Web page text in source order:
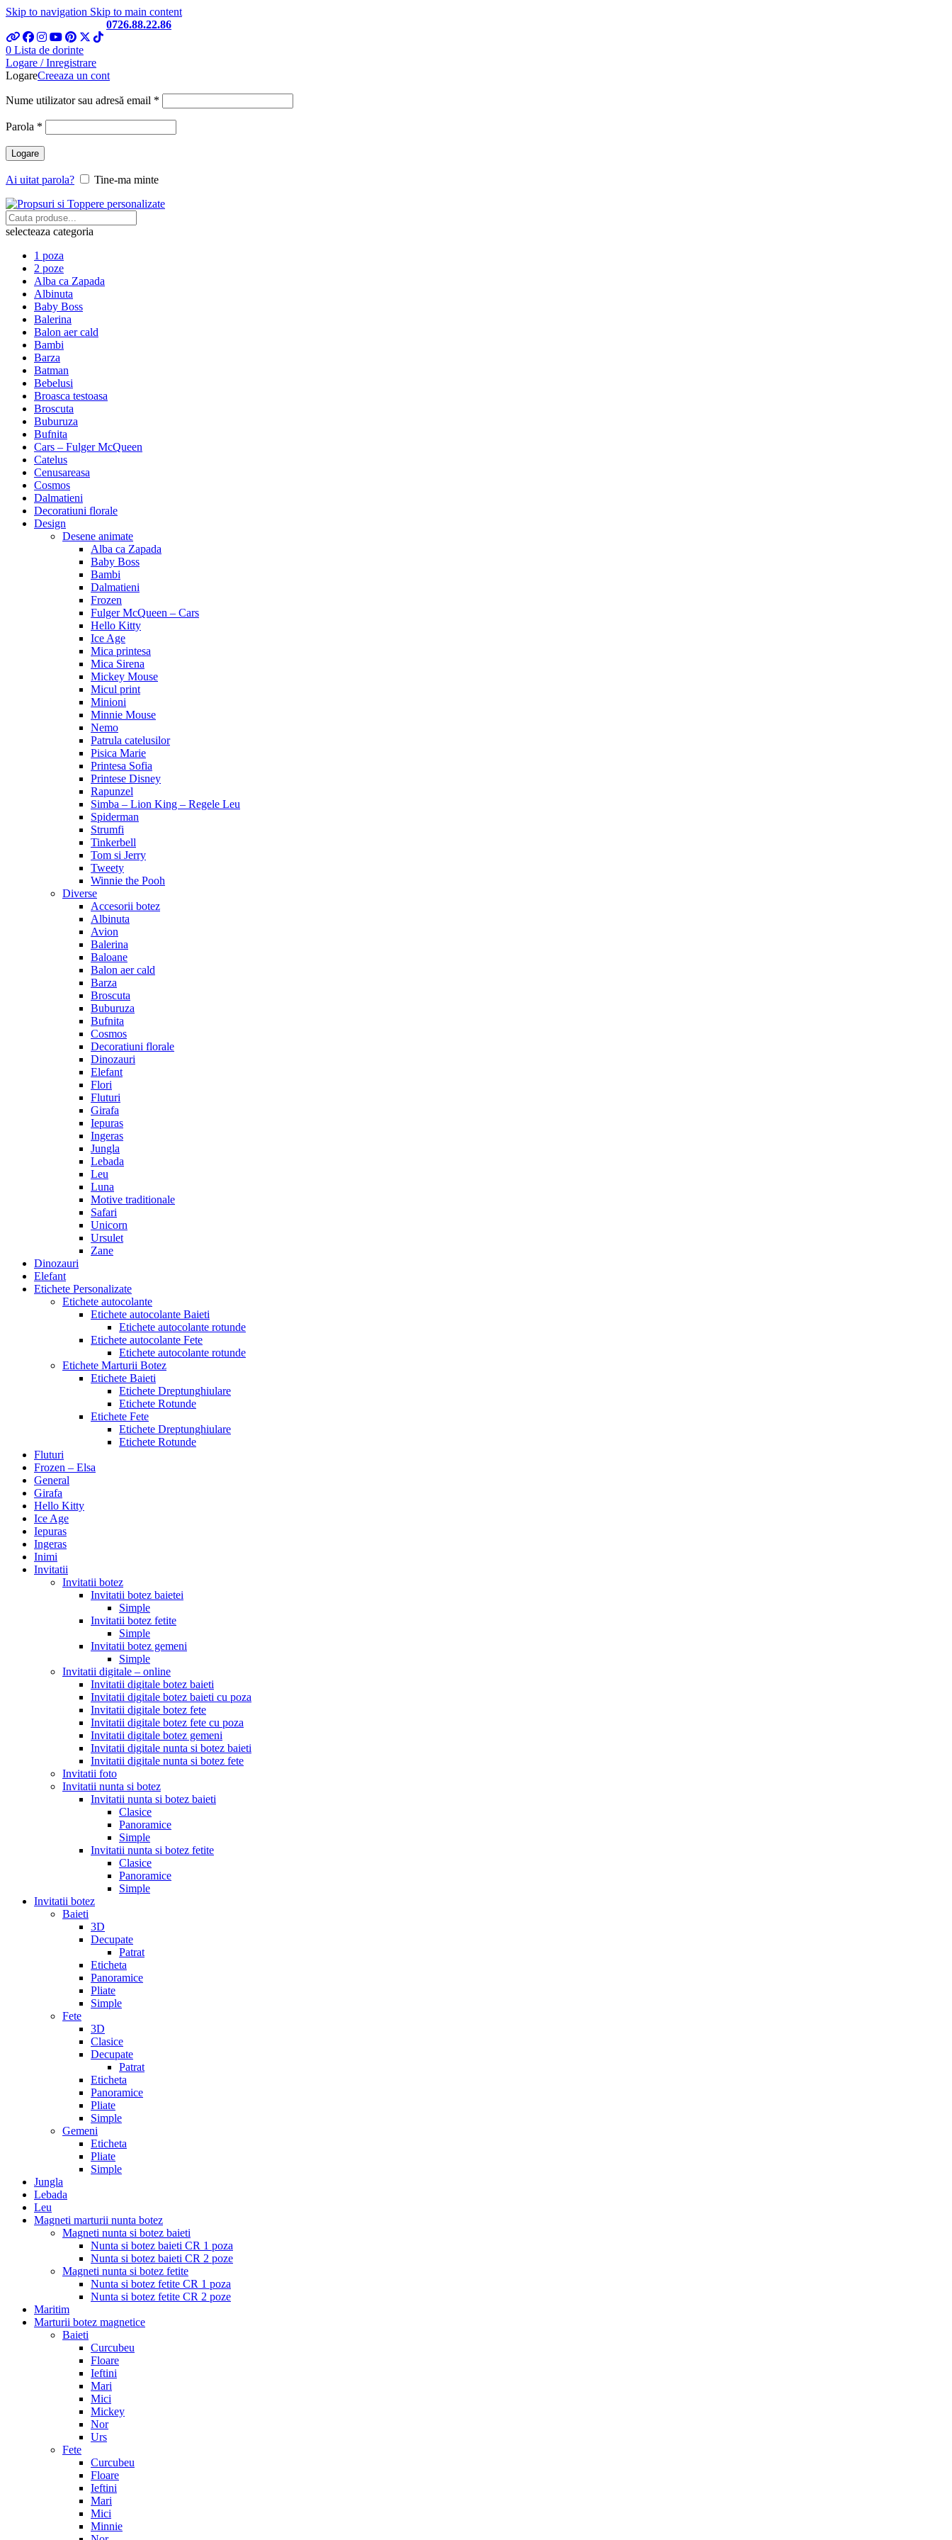
Skip to navigation Skip to main content
0726.88.22.86
0 Lista de dorinte
Logare / Inregistrare
LogareCreeaza un cont
Nume utilizator sau adresă email *
Parola *
Logare
Ai uitat parola? Tine-ma minte
selecteaza categoria
1 poza
2 poze
Alba ca Zapada
Albinuta
Baby Boss
Balerina
Balon aer cald
Bambi
Barza
Batman
Bebelusi
Broasca testoasa
Broscuta
Buburuza
Bufnita
Cars – Fulger McQueen
Catelus
Cenusareasa
Cosmos
Dalmatieni
Decoratiuni florale
Design
Desene animate
Alba ca Zapada
Baby Boss
Bambi
Dalmatieni
Frozen
Fulger McQueen – Cars
Hello Kitty
Ice Age
Mica printesa
Mica Sirena
Mickey Mouse
Micul print
Minioni
Minnie Mouse
Nemo
Patrula catelusilor
Pisica Marie
Printesa Sofia
Printese Disney
Rapunzel
Simba – Lion King – Regele Leu
Spiderman
Strumfi
Tinkerbell
Tom si Jerry
Tweety
Winnie the Pooh
Diverse
Accesorii botez
Albinuta
Avion
Balerina
Baloane
Balon aer cald
Barza
Broscuta
Buburuza
Bufnita
Cosmos
Decoratiuni florale
Dinozauri
Elefant
Flori
Fluturi
Girafa
Iepuras
Ingeras
Jungla
Lebada
Leu
Luna
Motive traditionale
Safari
Unicorn
Ursulet
Zane
Dinozauri
Elefant
Etichete Personalizate
Etichete autocolante
Etichete autocolante Baieti
Etichete autocolante rotunde
Etichete autocolante Fete
Etichete autocolante rotunde
Etichete Marturii Botez
Etichete Baieti
Etichete Dreptunghiulare
Etichete Rotunde
Etichete Fete
Etichete Dreptunghiulare
Etichete Rotunde
Fluturi
Frozen – Elsa
General
Girafa
Hello Kitty
Ice Age
Iepuras
Ingeras
Inimi
Invitatii
Invitatii botez
Invitatii botez baietei
Simple
Invitatii botez fetite
Simple
Invitatii botez gemeni
Simple
Invitatii digitale – online
Invitatii digitale botez baieti
Invitatii digitale botez baieti cu poza
Invitatii digitale botez fete
Invitatii digitale botez fete cu poza
Invitatii digitale botez gemeni
Invitatii digitale nunta si botez baieti
Invitatii digitale nunta si botez fete
Invitatii foto
Invitatii nunta si botez
Invitatii nunta si botez baieti
Clasice
Panoramice
Simple
Invitatii nunta si botez fetite
Clasice
Panoramice
Simple
Invitatii botez
Baieti
3D
Decupate
Patrat
Eticheta
Panoramice
Pliate
Simple
Fete
3D
Clasice
Decupate
Patrat
Eticheta
Panoramice
Pliate
Simple
Gemeni
Eticheta
Pliate
Simple
Jungla
Lebada
Leu
Magneti marturii nunta botez
Magneti nunta si botez baieti
Nunta si botez baieti CR 1 poza
Nunta si botez baieti CR 2 poze
Magneti nunta si botez fetite
Nunta si botez fetite CR 1 poza
Nunta si botez fetite CR 2 poze
Maritim
Marturii botez magnetice
Baieti
Curcubeu
Floare
Ieftini
Mari
Mici
Mickey
Nor
Urs
Fete
Curcubeu
Floare
Ieftini
Mari
Mici
Minnie